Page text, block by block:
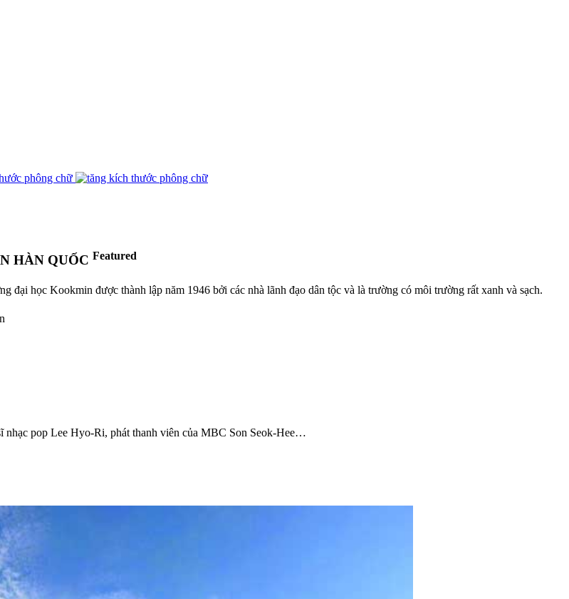
phông chữ
HÀN QUỐC Featured
đại học Kookmin được thành lập năm 1946 bởi các nhà lãnh đạo dân tộc và là trường có môi trường rất xanh và sạch.
nhạc pop Lee Hyo-Ri, phát thanh viên của MBC Son Seok-Hee…